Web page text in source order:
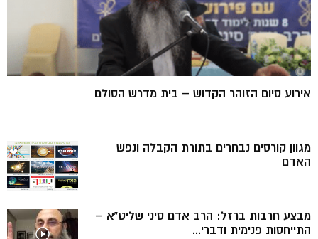
אירוע סיום הזוהר הקדוש – בית מדרש הסולם
מגוון קורסים נבחרים בתורת הקבלה ונפש
האדם
מבצע חרבות ברזל: הרב אדם סיני שליט”א –
התייחסות פנימית ודברי...